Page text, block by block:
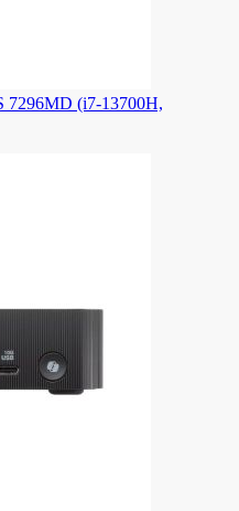
7296MD (i7-13700H,